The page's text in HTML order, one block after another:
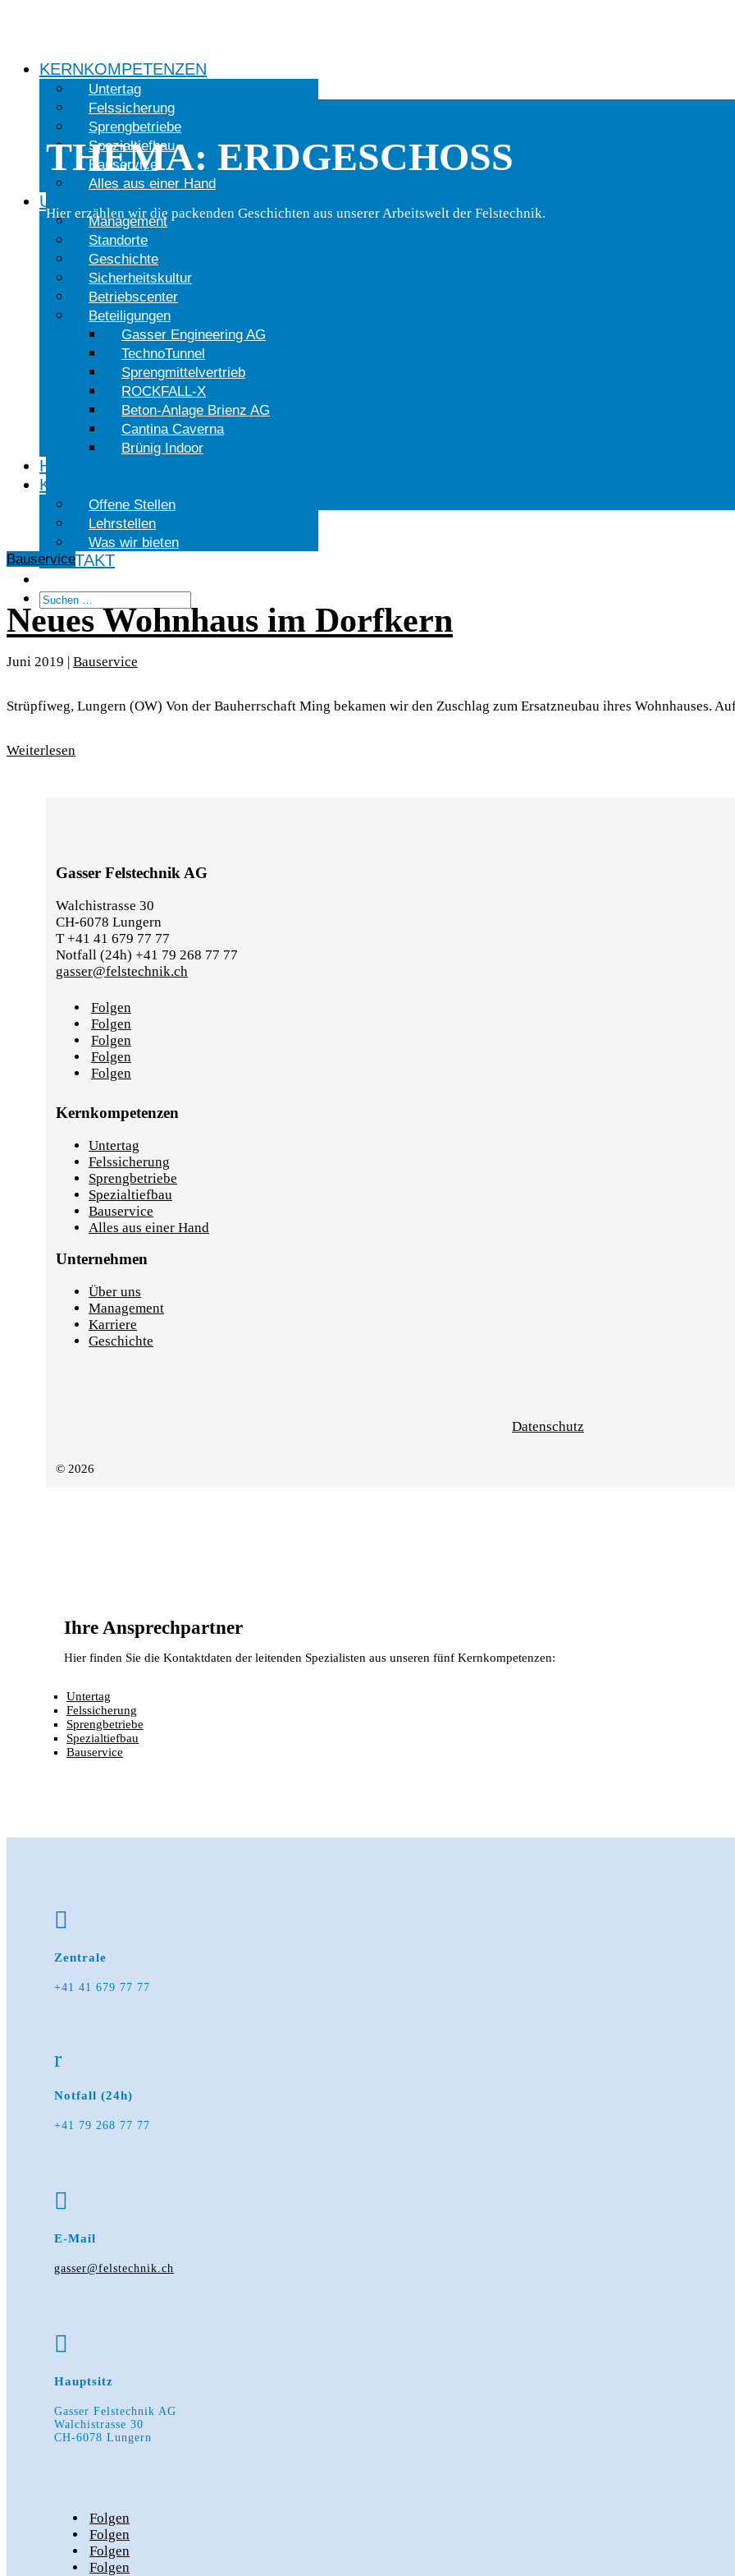
KERNKOMPETENZEN
Untertag
Felssicherung
Sprengbetriebe
Spezialtiefbau
Bauservice
Alles aus einer Hand
UNTERNEHMEN
Management
Standorte
Geschichte
Sicherheitskultur
Betriebscenter
Beteiligungen
Gasser Engineering AG
TechnoTunnel
Sprengmittelvertrieb
ROCKFALL-X
Beton-Anlage Brienz AG
Cantina Caverna
Brünig Indoor
HAUSZEITUNG
KARRIERE
Offene Stellen
Lehrstellen
Was wir bieten
KONTAKT
THEMA: ERDGESCHOSS
Hier erzählen wir die packenden Geschichten aus unserer Arbeitswelt der Felstechnik.
Bauservice
Neues Wohnhaus im Dorfkern
Juni 2019 | Bauservice
Strüpfiweg, Lungern (OW) Von der Bauherrschaft Ming bekamen wir den Zuschlag zum Ersatzneubau ihres Wohnhauses.
Weiterlesen
Gasser Felstechnik AG
Walchistrasse 30
CH-6078 Lungern
T +41 41 679 77 77
Notfall (24h) +41 79 268 77 77
gasser@felstechnik.ch
Folgen
Folgen
Folgen
Folgen
Folgen
Kernkompetenzen
Untertag
Felssicherung
Sprengbetriebe
Spezialtiefbau
Bauservice
Alles aus einer Hand
Unternehmen
Über uns
Management
Karriere
Geschichte
Datenschutz
© 2026
Ihre Ansprechpartner
Hier finden Sie die Kontaktdaten der leitenden Spezialisten aus unseren fünf Kernkompetenzen:
Untertag
Felssicherung
Sprengbetriebe
Spezialtiefbau
Bauservice

Zentrale
+41 41 679 77 77
r
Notfall (24h)
+41 79 268 77 77

E-Mail
gasser@felstechnik.ch

Hauptsitz
Gasser Felstechnik AG
Walchistrasse 30
CH-6078 Lungern
Folgen
Folgen
Folgen
Folgen